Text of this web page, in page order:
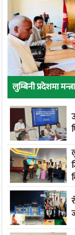
लुम्बिनी प्रदेशमा